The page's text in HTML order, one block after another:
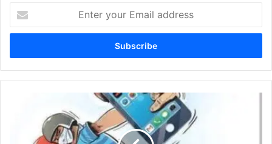
your
Email